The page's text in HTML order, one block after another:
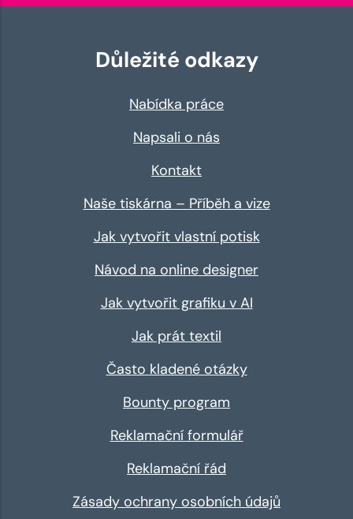
Důležité odkazy
Nabídka práce
Napsali o nás
Kontakt
Naše tiskárna – Příběh a vize
Jak vytvořit vlastní potisk
Návod na online designer
Jak vytvořit grafiku v AI
Jak prát textil
Často kladené otázky
Bounty program
Reklamační formulář
Reklamační řád
Zásady ochrany osobních údajů